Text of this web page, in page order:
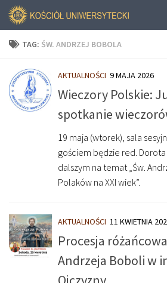
TAG: ŚW. ANDRZEJ BOBOLA
AKTUALNOŚCI 9 MAJA 2026
Wieczory Polskie:
spotkanie
19 maja (wtorek), sala
gościem będzie red.
dalszym na temat „Św.
Polaków na XXI wiek”.
AKTUALNOŚCI 11 KWIETNIA
Procesja
Andrzeja Boboli w